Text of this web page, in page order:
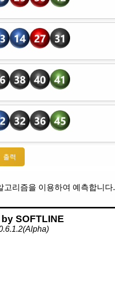
리즘을 이용하여 예측합니다.
by SOFTLINE